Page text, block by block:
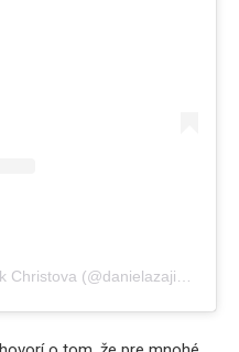
Публикация от Daniela Zajíček Christova (@danielazajicekchristova)